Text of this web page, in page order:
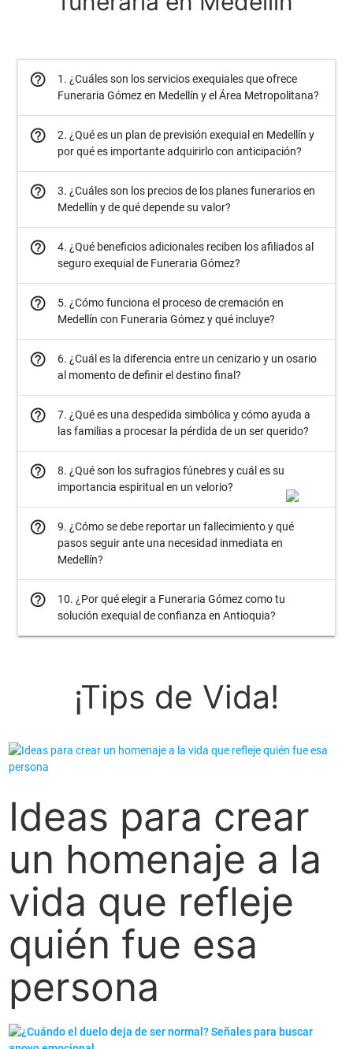
help_outline
1. ¿Cuáles son los servicios exequiales que ofrece
Funeraria Gómez en Medellín y el Área Metropolitana?
help_outline
2. ¿Qué es un plan de previsión exequial en Medellín y
por qué es importante adquirirlo con anticipación?
help_outline
3. ¿Cuáles son los precios de los planes funerarios en
Medellín y de qué depende su valor?
help_outline
4. ¿Qué beneficios adicionales reciben los afiliados al
seguro exequial de Funeraria Gómez?
help_outline
5. ¿Cómo funciona el proceso de cremación en
Medellín con Funeraria Gómez y qué incluye?
help_outline
6. ¿Cuál es la diferencia entre un cenizario y un osario
al momento de definir el destino final?
help_outline
7. ¿Qué es una despedida simbólica y cómo ayuda a
las familias a procesar la pérdida de un ser querido?
help_outline
8. ¿Qué son los sufragios fúnebres y cuál es su
importancia espiritual en un velorio?
help_outline
9. ¿Cómo se debe reportar un fallecimiento y qué
pasos seguir ante una necesidad inmediata en
Medellín?
help_outline
10. ¿Por qué elegir a Funeraria Gómez como tu
solución exequial de confianza en Antioquia?
¡Tips de Vida!
Ideas para crear
un homenaje a la
vida que refleje
quién fue esa
persona